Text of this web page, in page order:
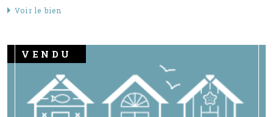
Voir le bien
VENDU